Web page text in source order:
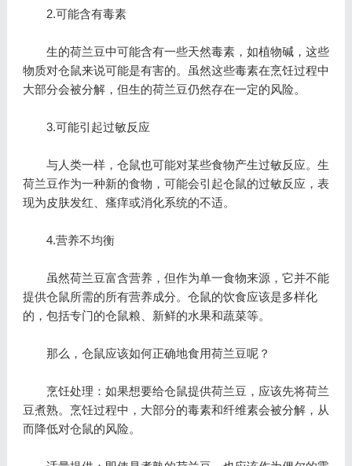
2.可能含有毒素
生的荷兰豆中可能含有一些天然毒素，如植物碱，这些
物质对仓鼠来说可能是有害的。虽然这些毒素在烹饪过程中
大部分会被分解，但生的荷兰豆仍然存在一定的风险。
3.可能引起过敏反应
与人类一样，仓鼠也可能对某些食物产生过敏反应。生
荷兰豆作为一种新的食物，可能会引起仓鼠的过敏反应，表
现为皮肤发红、瘙痒或消化系统的不适。
4.营养不均衡
虽然荷兰豆富含营养，但作为单一食物来源，它并不能
提供仓鼠所需的所有营养成分。仓鼠的饮食应该是多样化
的，包括专门的仓鼠粮、新鲜的水果和蔬菜等。
那么，仓鼠应该如何正确地食用荷兰豆呢？
烹饪处理：如果想要给仓鼠提供荷兰豆，应该先将荷兰
豆煮熟。烹饪过程中，大部分的毒素和纤维素会被分解，从
而降低对仓鼠的风险。